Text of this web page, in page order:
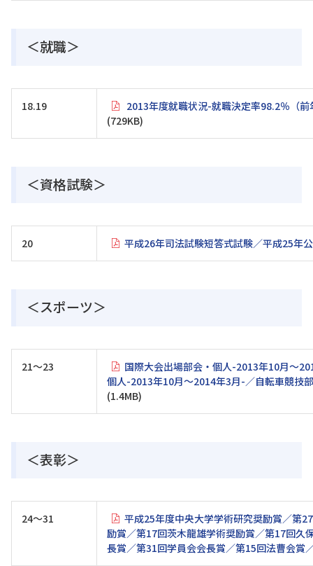
＜就職＞
18.19
2013年度就職状況-就職決定率98.2％（
(729KB)
＜資格試験＞
20 平成26年司法試験短答式試験／平成25年
＜スポーツ＞
21～23
国際大会出場部会・個人-2013年10月～
個人-2013年10月～2014年3月-／自転車競技
(1.4MB)
＜表彰＞
24～31
平成25年度中央大学学術研究奨励賞／第
励賞／第17回茨木龍雄学術奨励賞／第17回久
長賞／第31回学員会会長賞／第15回法曹会賞